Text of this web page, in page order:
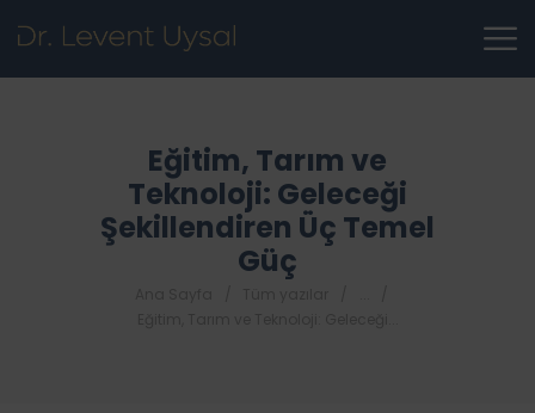
Eğitim, Tarım ve
Teknoloji: Geleceği
Şekillendiren Üç Temel
Güç